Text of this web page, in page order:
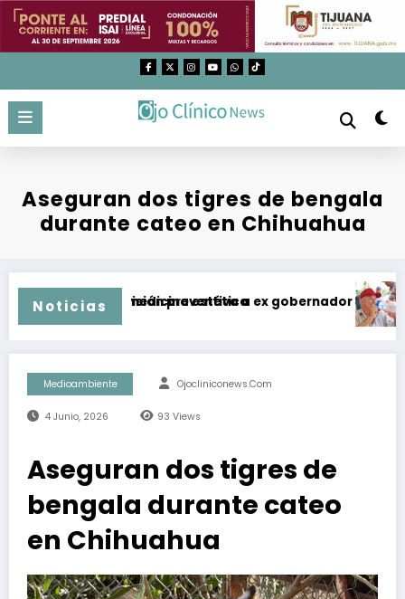
Saltar
contenido
Aseguran dos tigres de bengala
durante cateo en Chihuahua
Noticias
en medicina estética
y dan prisión preventiva a ex gobernador de Guerrero por
Medioambiente Ojocliniconews.com
4 Junio, 2026 93 Views
Aseguran dos tigres de
bengala durante cateo
en Chihuahua